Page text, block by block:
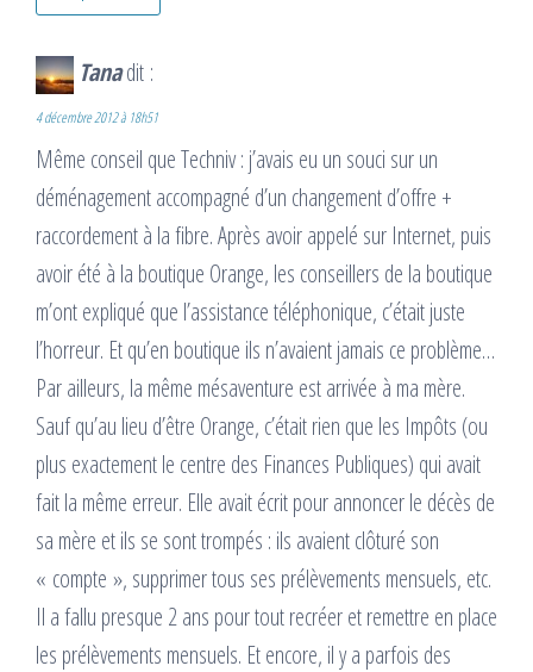
Tanadit :
4 décembre 2012 à 18h51
Même conseil que Techniv : j’avais eu un souci sur un
déménagement accompagné d’un changement d’offre +
raccordement à la fibre. Après avoir appelé sur Internet, puis
avoir été à la boutique Orange, les conseillers de la boutique
m’ont expliqué que l’assistance téléphonique, c’était juste
l’horreur. Et qu’en boutique ils n’avaient jamais ce problème…
Par ailleurs, la même mésaventure est arrivée à ma mère.
Sauf qu’au lieu d’être Orange, c’était rien que les Impôts (ou
plus exactement le centre des Finances Publiques) qui avait
fait la même erreur. Elle avait écrit pour annoncer le décès de
sa mère et ils se sont trompés : ils avaient clôturé son
« compte », supprimer tous ses prélèvements mensuels, etc.
Il a fallu presque 2 ans pour tout recréer et remettre en place
les prélèvements mensuels. Et encore, il y a parfois des